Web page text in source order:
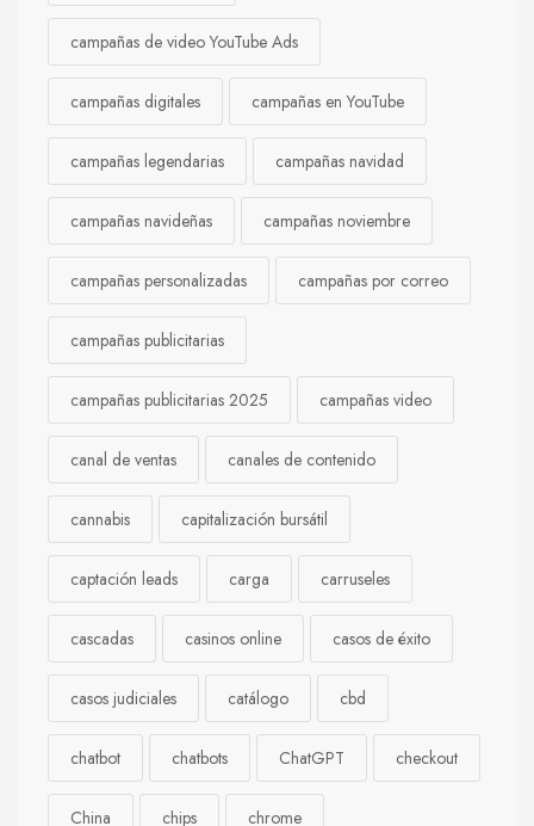
campañas de video YouTube Ads
campañas digitales campañas en YouTube
campañas legendarias campañas navidad
campañas navideñas campañas noviembre
campañas personalizadas campañas por correo
campañas publicitarias
campañas publicitarias 2025 campañas video
canal de ventas canales de contenido
cannabis capitalización bursátil
captación leads carga carruseles
cascadas casinos online casos de éxito
casos judiciales catálogo cbd
chatbot chatbots ChatGPT checkout
China chips chrome